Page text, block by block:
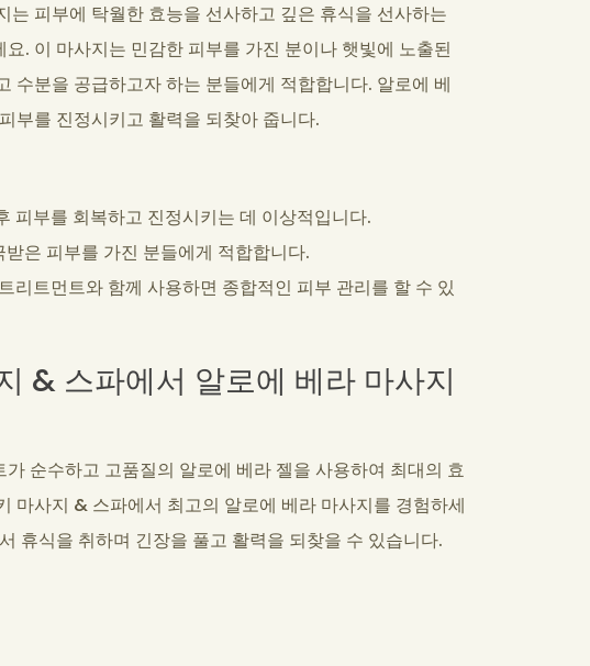
는 피부에 탁월한 효능을 선사하고 깊은 휴식을 선사하는
. 이 마사지는 민감한 피부를 가진 분이나 햇빛에 노출된
수분을 공급하고자 하는 분들에게 적합합니다. 알로에 베
부를 진정시키고 활력을 되찾아 줍니다.
피부를 회복하고 진정시키는 데 이상적입니다.
받은 피부를 가진 분들에게 적합합니다.
리트먼트와 함께 사용하면 종합적인 피부 관리를 할 수 있
& 스파에서 알로에 베라 마사지
가 순수하고 고품질의 알로에 베라 젤을 사용하여 최대의 효
마사지 & 스파에서 최고의 알로에 베라 마사지를 경험하세
휴식을 취하며 긴장을 풀고 활력을 되찾을 수 있습니다.